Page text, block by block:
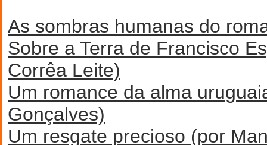
As sombras humanas do
Sobre a Terra de Francisco
Corrêa Leite)
Um romance da alma
Gonçalves)
Um resgate precioso (por